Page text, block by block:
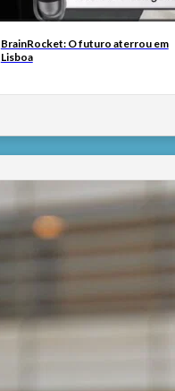
BrainRocket: O futuro aterrou em
Lisboa